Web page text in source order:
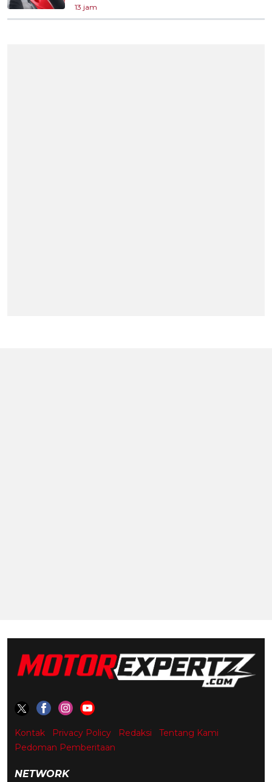
13 jam
Kontak Privacy Policy Redaksi
Tentang Kami
Pedoman Pemberitaan
NETWORK